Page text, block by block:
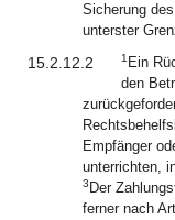
Sicherung
unterster
15.2.12.2 1 Ein
den
Empfänger
unterrichten,
3 Der
ferner nach